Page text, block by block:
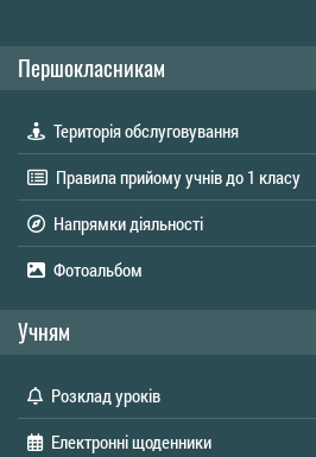
Першокласникам
Територія обслуговування
Правила прийому учнів до 1 класу
Напрямки діяльності
Фотоальбом
Учням
Розклад уроків
Електронні щоденники